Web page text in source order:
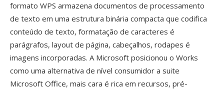
formato WPS armazena documentos de processamento
de texto em uma estrutura binária compacta que codifica
conteúdo de texto, formatação de caracteres é
parágrafos, layout de página, cabeçalhos, rodapes é
imagens incorporadas. A Microsoft posicionou o Works
como uma alternativa de nível consumidor a suite
Microsoft Office, mais cara é rica em recursos, pré-